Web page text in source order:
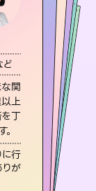
関
上
丁
行
が
あり
あな
来を
など
策が
ど
今」と
の気持
生のヒ
まし
だなと
来 など
をそっと押して導きます。
所や濁
分の気
）
縁 など
洋最古の
幸せへ向
果にも具
定して
りまし
差 など
報告実績
超の施術経
で、より良
かもこち
ていらっ
性）